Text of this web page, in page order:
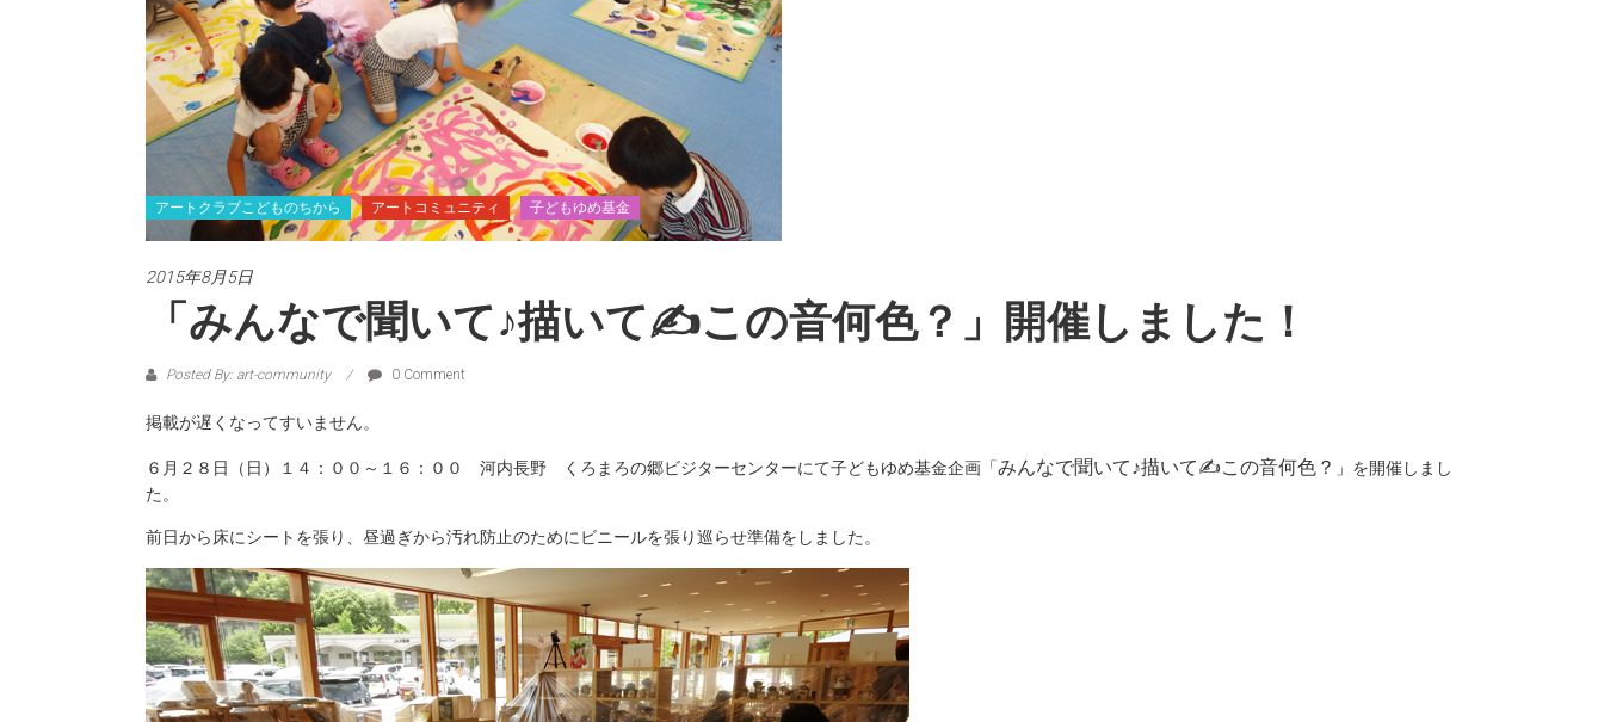
アートクラブこどものちから アートコミュニティ 子どもゆめ基金
2015年8月5日
「みんなで聞いて♪描いて✍この音何色？」開催しました！
Posted By: art-community 0 Comment
掲載が遅くなってすいません。
６月２８日（日）１４：００～１６：００ 河内長野 くろまろの郷ビジターセンターにて子どもゆめ基金企画「みんなで聞いて♪描いて✍この音何色？ 」を開催しまし
た。
前日から床にシートを張り、昼過ぎから汚れ防止のためにビニールを張り巡らせ準備をしました。